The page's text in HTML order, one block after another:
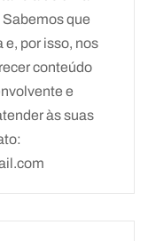
que
e, por isso, nos
conteúdo
e
às suas